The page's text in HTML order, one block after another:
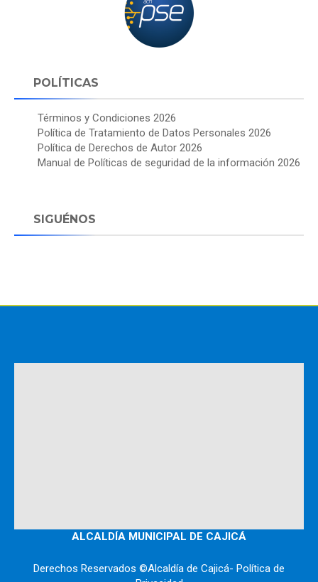
POLÍTICAS
Términos y Condiciones 2026
Política de Tratamiento de Datos Personales 2026
Política de Derechos de Autor 2026
Manual de Políticas de seguridad de la información 2026
SIGUÉNOS
ALCALDÍA MUNICIPAL DE CAJICÁ
Derechos Reservados ©Alcaldía de Cajicá- Política de